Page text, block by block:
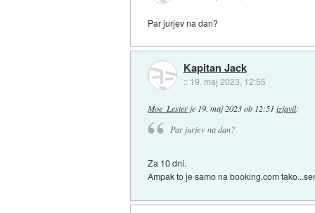
Par jurjev na dan?
Kapitan Jack
:: 19. maj 2023, 12:55
Moe_Lester je 19. maj 2023 ob 12:51 izjavil:
Par jurjev na dan?
Za 10 dni.
Ampak to je samo na booking.com